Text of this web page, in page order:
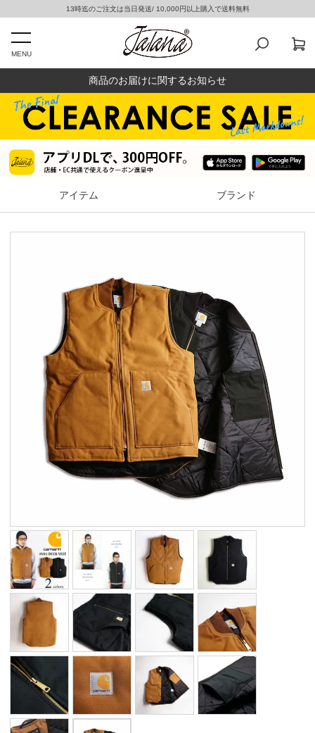
13時迄のご注文は当日発送/ 10,000円以上購入で送料無料
MENU
商品のお届けに関するお知らせ
アイテム ブランド